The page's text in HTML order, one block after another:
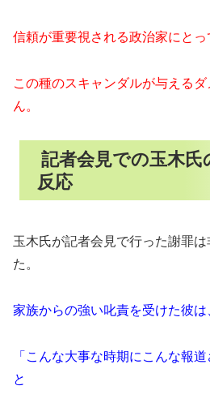
信頼が重要視される政治家にとっ
この種のスキャンダルが与える
ん。
記者会見での玉木氏
反応
玉木氏が記者会見で行った謝罪
た。
家族からの強い叱責を受けた彼は
「こんな大事な時期にこんな報
と